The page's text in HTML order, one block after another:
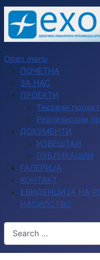
Open menu
ПОЧЕТНА
ЗА НАС
ПРОЕКТИ
Тековни
Реализирани
ДОКУМЕНТИ
ИЗВЕШТАИ
ПУБЛИКАЦИИ
ГАЛЕРИЈА
КОНТАКТ
ЕВИДЕНЦИЈА НА
НАСИЛСТВО
Search
Type 2 or more